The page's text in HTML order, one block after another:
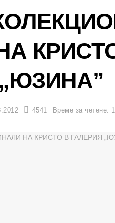
„ЮЗИНА”
4541 Време за четене: